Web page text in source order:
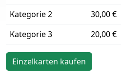
Kategorie 2
30,00 €
Kategorie 3
20,00 €
Einzelkarten kaufen